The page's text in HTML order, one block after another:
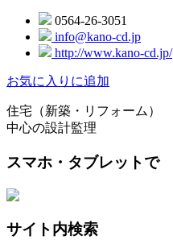
0564-26-3051
info@kano-cd.jp
http://www.kano-cd.jp/
お気に入りに追加
住宅（新築・リフォーム）
中心の設計監理
スマホ・タブレットで
サイト内検索